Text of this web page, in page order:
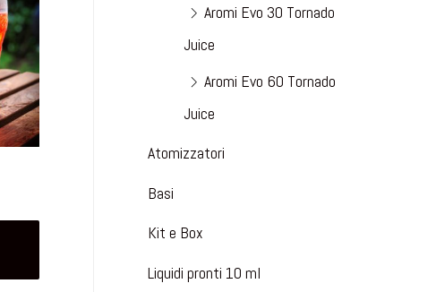
Aromi Evo 30 Tornado
Juice
Aromi Evo 60 Tornado
Juice
Atomizzatori
Basi
Kit e Box
Liquidi pronti 10 ml